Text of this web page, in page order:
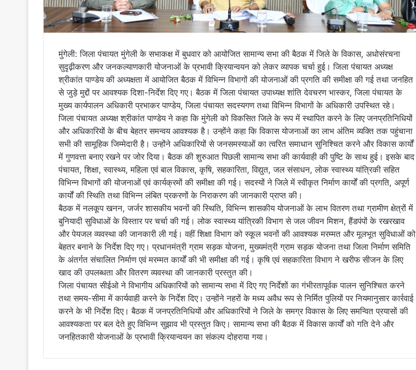
मुंगेली: जिला पंचायत मुंगेली के सभाकक्ष में बुधवार को आयोजित सामान्य सभा की बैठक में जिले के विकास, अधोसंरचना
सुदृढ़ीकरण और जनकल्याणकारी योजनाओं के प्रभावी क्रियान्वयन को लेकर व्यापक चर्चा हुई। जिला पंचायत अध्यक्ष
श्रीकांत पाण्डेय की अध्यक्षता में आयोजित बैठक में विभिन्न विभागों की योजनाओं की प्रगति की समीक्षा की गई तथा जनहित
से जुड़े मुद्दों पर आवश्यक दिशा-निर्देश दिए गए। बैठक में जिला पंचायत उपाध्यक्ष शांति देवचरण भास्कर, जिला पंचायत के
मुख्य कार्यपालन अधिकारी प्रभाकर पाण्डेय, जिला पंचायत सदस्यगण तथा विभिन्न विभागों के अधिकारी उपस्थित रहे।
जिला पंचायत अध्यक्ष श्रीकांत पाण्डेय ने कहा कि मुंगेली को विकसित जिले के रूप में स्थापित करने के लिए जनप्रतिनिधियों
और अधिकारियों के बीच बेहतर समन्वय आवश्यक है। उन्होंने कहा कि विकास योजनाओं का लाभ अंतिम व्यक्ति तक पहुंचाना
सभी की सामूहिक जिम्मेदारी है। उन्होंने अधिकारियों से जनसमस्याओं का त्वरित समाधान सुनिश्चित करने और विकास कार्यों
में गुणवत्ता बनाए रखने पर जोर दिया। बैठक की शुरुआत पिछली सामान्य सभा की कार्यवाही की पुष्टि के साथ हुई। इसके बाद
पंचायत, शिक्षा, स्वास्थ्य, महिला एवं बाल विकास, कृषि, सहकारिता, विद्युत, जल संसाधन, लोक स्वास्थ्य यांत्रिकी सहित
विभिन्न विभागों की योजनाओं एवं कार्यक्रमों की समीक्षा की गई। सदस्यों ने जिले में स्वीकृत निर्माण कार्यों की प्रगति, अपूर्ण
कार्यों की स्थिति तथा विभिन्न लंबित प्रकरणों के निराकरण की जानकारी प्राप्त की।
बैठक में नलकूप खनन, जर्जर शासकीय भवनों की स्थिति, विभिन्न शासकीय योजनाओं के लाभ वितरण तथा ग्रामीण क्षेत्रों में
बुनियादी सुविधाओं के विस्तार पर चर्चा की गई। लोक स्वास्थ्य यांत्रिकी विभाग से जल जीवन मिशन, हैंडपंपों के रखरखाव
और पेयजल व्यवस्था की जानकारी ली गई। वहीं शिक्षा विभाग को स्कूल भवनों की आवश्यक मरम्मत और मूलभूत सुविधाओं को
बेहतर बनाने के निर्देश दिए गए। प्रधानमंत्री ग्राम सड़क योजना, मुख्यमंत्री ग्राम सड़क योजना तथा जिला निर्माण समिति
के अंतर्गत संचालित निर्माण एवं मरम्मत कार्यों की भी समीक्षा की गई। कृषि एवं सहकारिता विभाग ने खरीफ सीजन के लिए
खाद की उपलब्धता और वितरण व्यवस्था की जानकारी प्रस्तुत की।
जिला पंचायत सीईओ ने विभागीय अधिकारियों को सामान्य सभा में दिए गए निर्देशों का गंभीरतापूर्वक पालन सुनिश्चित करने
तथा समय-सीमा में कार्यवाही करने के निर्देश दिए। उन्होंने नहरों के मध्य अवैध रूप से निर्मित पुलियों पर नियमानुसार कार्रवाई
करने के भी निर्देश दिए। बैठक में जनप्रतिनिधियों और अधिकारियों ने जिले के समग्र विकास के लिए समन्वित प्रयासों की
आवश्यकता पर बल देते हुए विभिन्न सुझाव भी प्रस्तुत किए। सामान्य सभा की बैठक में विकास कार्यों को गति देने और
जनहितकारी योजनाओं के प्रभावी क्रियान्वयन का संकल्प दोहराया गया।